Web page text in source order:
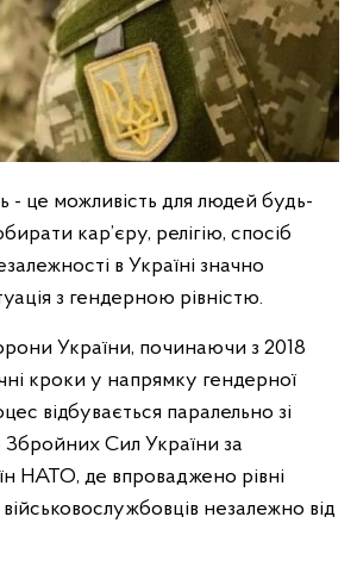
- це можливість для людей будь-
кар’єру, релігію, спосіб
в Україні значно
з гендерною рівністю.
України, починаючи з 2018
кроки у напрямку гендерної
відбувається паралельно зі
Збройних Сил України за
НАТО, де впроваджено рівні
військовослужбовців незалежно від